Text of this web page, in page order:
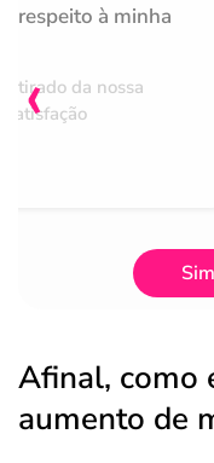
respeito à minha
da nossa
‹
Afinal, como
aumento de